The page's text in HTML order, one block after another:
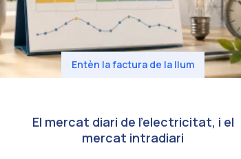
Entèn la factura de la llum
El mercat diari de l’electricitat, i el
mercat intradiari